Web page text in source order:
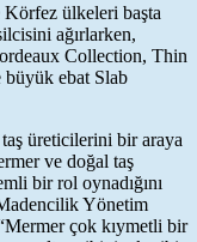
Körfez ülkeleri başta
ağırlarken,
Collection, Thin
ebat Slab
üreticilerini bir araya
ve doğal taş
bir rol oynadığını
Yönetim
çok kıymetli bir